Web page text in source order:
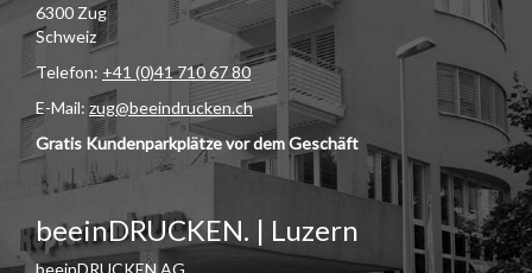
6300 Zug
Schweiz
Telefon: +41 (0)41 710 67 80
E-Mail: zug@beeindrucken.ch
Gratis Kundenparkplätze vor dem Geschäft
beeinDRUCKEN. | Luzern
beeinDRUCKEN AG